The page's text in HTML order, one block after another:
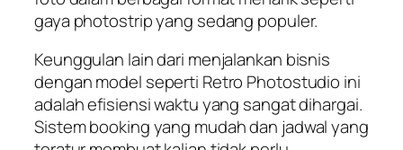
gaya photostrip yang sedang populer.
Keunggulan lain dari menjalankan bisnis
dengan model seperti Retro Photostudio ini
adalah efisiensi waktu yang sangat dihargai.
Sistem booking yang mudah dan jadwal yang